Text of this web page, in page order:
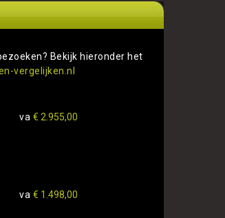
Bekijk hieronder het
vergelijken.nl
va € 2.955,00
va € 1.498,00